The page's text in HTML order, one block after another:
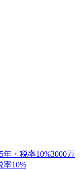
年・税率10%3000万
率10%